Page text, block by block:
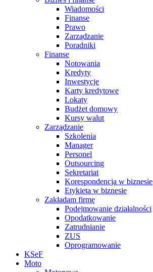
Wiadomości
Finanse
Prawo
Zarządzanie
Poradniki
Finanse
Notowania
Kredyty
Inwestycje
Karty kredytowe
Lokaty
Budżet domowy
Kursy walut
Zarządzanie
Szkolenia
Manager
Personel
Outsourcing
Sekretariat
Korespondencja w biznesie
Etykieta w biznesie
Zakładam firmę
Podejmowanie działalności
Opodatkowanie
Zatrudnianie
ZUS
Oprogramowanie
KSeF
Moto